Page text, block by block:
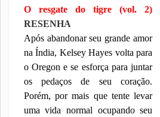
O resgate do tigre (vol. 2)
RESENHA
Após abandonar seu grande amor
na Índia, Kelsey Hayes volta para
o Oregon e se esforça para juntar
os pedaços de seu coração.
Porém, por mais que tente levar
uma vida normal ocupando seu